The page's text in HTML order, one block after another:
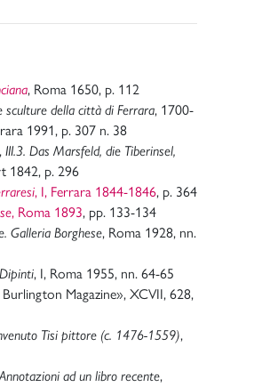
, Roma 1650, p. 112
della città di Ferrara, 1700-
1991, p. 307 n. 38
, III.3. Das Marsfeld, die Tiberinsel,
1842, p. 296
, I, Ferrara 1844-1846, p. 364
, Roma 1893, pp. 133-134
Galleria Borghese, Roma 1928, nn.
, I, Roma 1955, nn. 64-65
Burlington Magazine», XCVII, 628,
Tisi pittore (c. 1476-1559),
ad un libro recente,